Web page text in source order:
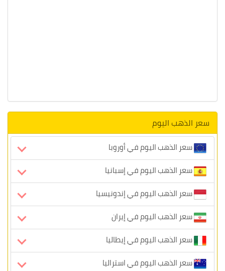
سعر الذهب اليوم
سعر الذهب اليوم في أوروبا
سعر الذهب اليوم في إسبانيا
سعر الذهب اليوم في إندونيسيا
سعر الذهب اليوم في إيران
سعر الذهب اليوم في إيطاليا
سعر الذهب اليوم في استراليا